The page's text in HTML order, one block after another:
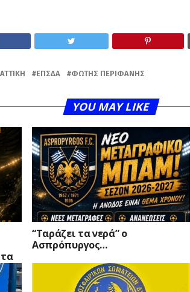
ΕΠΣΔΑ ΦΏΤΗΣ ΠΕΡΙΦΆΝΗΣ
YOU MAY LIKE
“Ταράζει τα νερά” ο
Ασπρόπυργος…